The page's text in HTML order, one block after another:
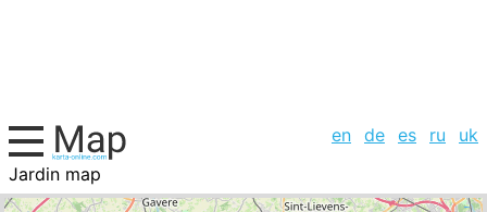
en de es ru
uk
Jardin map
Belgium, cities list